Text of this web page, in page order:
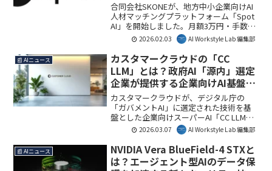
合同会社SKONEが、地方中小企業向けAI
人材マッチングプラットフォーム「Spot
AI」を開始しました。月額3万円・手数料
0円でAI専門家へ相談でき、AI導入の障壁
を低コストで解消します。AI Workstyle
Lab編集部としては、このサービスが地方
企業のDXを大きく後押しすると注目して
います。
2026.02.03 AI Workstyle Lab 編集部
📰 AIニュース
カスタマークラウドの「CC
LLM」とは？政府AI「源内」選定
企業が提供する企業向けAI基盤を
徹底解説
カスタマークラウドが、デジタル庁の
「ガバメントAI」に選定された技術を基
盤とした企業向けスーパーAI「CC LLM」
の導入サービスを開始しました。これに
より、企業は自社専用のAI環境を構築
し、業務効率化や新たなサービス創出が
可能になります。AI Workstyle Lab編集部
としては、政府レベルで認められた技術
2026.03.07 AI Workstyle Lab 編集部
📰 AIニュース
NVIDIA Vera BlueField-4 STXと
は？エージェント型AIのデータ保